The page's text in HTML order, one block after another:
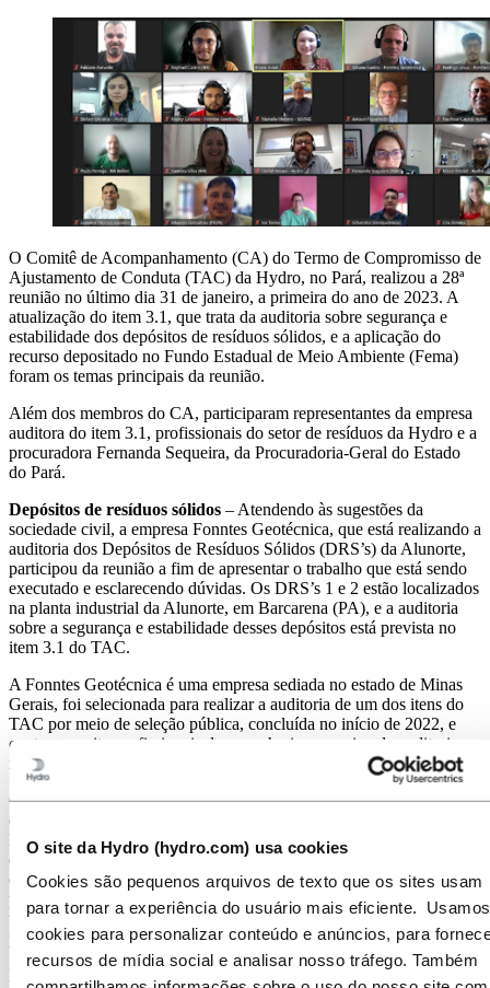
O site da Hydro (hydro.com) usa cookies
Cookies são pequenos arquivos de texto que os sites usam
para tornar a experiência do usuário mais eficiente. Usamos
cookies para personalizar conteúdo e anúncios, para
recursos de mídia social e analisar nosso tráfego. Também
O Comitê de Acompanhamento (CA) do Termo de Compromisso de
Ajustamento de Conduta (TAC) da Hydro, no Pará, realizou a 28ª
reunião no último dia 31 de janeiro, a primeira do ano de 2023. A
atualização do item 3.1, que trata da auditoria sobre segurança e
estabilidade dos depósitos de resíduos sólidos, e a aplicação do
recurso depositado no Fundo Estadual de Meio Ambiente (Fema)
foram os temas principais da reunião.
Além dos membros do CA, participaram representantes da empresa
auditora do item 3.1, profissionais do setor de resíduos da Hydro e a
procuradora Fernanda Sequeira, da Procuradoria-Geral do Estado
do Pará.
Depósitos de resíduos sólidos – Atendendo às sugestões da
sociedade civil, a empresa Fonntes Geotécnica, que está realizando a
auditoria dos Depósitos de Resíduos Sólidos (DRS’s) da Alunorte,
participou da reunião a fim de apresentar o trabalho que está sendo
executado e esclarecendo dúvidas. Os DRS’s 1 e 2 estão localizados
na planta industrial da Alunorte, em Barcarena (PA), e a auditoria
sobre a segurança e estabilidade desses depósitos está prevista no
item 3.1 do TAC.
A Fonntes Geotécnica é uma empresa sediada no estado de Minas
Gerais, foi selecionada para realizar a auditoria de um dos itens do
TAC por meio de seleção pública, concluída no início de 2022, e
conta com oito profissionais de engenharia na equipe da auditoria
nos DRS’s da Hydro.
O engenheiro geotécnico Álbano Santos, da Fonntes Geotécnica,
explicou que, inicialmente, foi feito um alinhamento com o
Ministério Público Federal (MPF) para que a empresa auditora
compreendesse as atribuições do item 3.1 do TAC. A partir daí, um
ofício tratando das questões pertinentes à auditoria foi elaborado
pela Fonntes e aprovado pelo MPF. Este documento passou a ser
utilizado como referência para elaboração de todos os 29 relatórios
preliminares entregues às partes signatárias do TAC.
Em 2022, foram realizadas duas visitas técnicas presenciais pela